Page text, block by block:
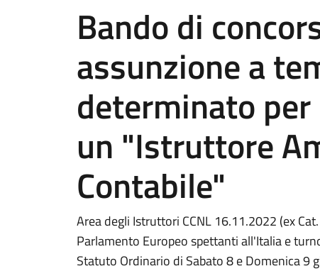
Bando di
assunzione a
determinato per
un "Istruttore
Contabile"
Area degli Istruttori CCNL 16.11.2022 (ex
Parlamento Europeo spettanti all'Italia e
Statuto Ordinario di Sabato 8 e Domenica 9